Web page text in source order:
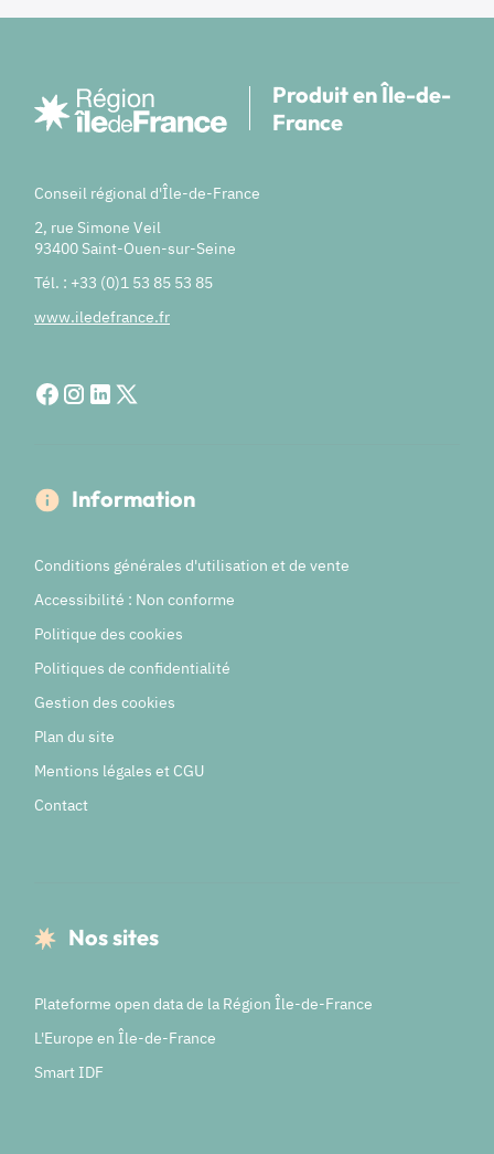
Produit en Île-de-
France
Conseil régional d'Île-de-France
2, rue Simone Veil
93400 Saint-Ouen-sur-Seine
Tél. : +33 (0)1 53 85 53 85
www.iledefrance.fr
Information
Conditions générales d'utilisation et de vente
Accessibilité : Non conforme
Politique des cookies
Politiques de confidentialité
Gestion des cookies
Plan du site
Mentions légales et CGU
Contact
Nos sites
Plateforme open data de la Région Île-de-France
L'Europe en Île-de-France
Smart IDF